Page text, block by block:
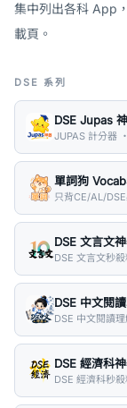
集中列出各科 App
載頁。
DSE 系列
DSE Jupas
JUPAS 計分器
單詞狗
只背CE/AL/
DSE 文言文
DSE 文言文秒
DSE 中文閱
DSE 中文閱讀
DSE 經濟科
DSE 經濟科秒